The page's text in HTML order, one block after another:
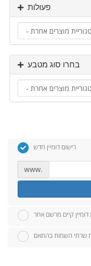
פעולות
בחרו סוג מטבע
רישום דומיין חדש
www.
קיים מרשם אחר
שרתי השמות בהתאם